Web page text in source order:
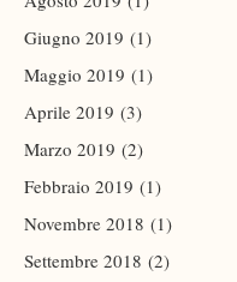
Giugno 2019 (1)
Maggio 2019 (1)
Aprile 2019 (3)
Marzo 2019 (2)
Febbraio 2019 (1)
Novembre 2018 (1)
Settembre 2018 (2)